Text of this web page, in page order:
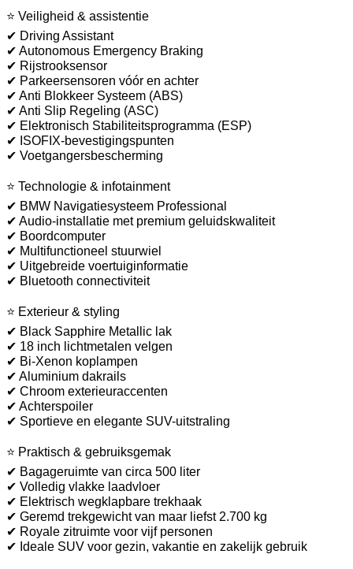
⭐ Veiligheid & assistentie
✔ Driving Assistant
✔ Autonomous Emergency Braking
✔ Rijstrooksensor
✔ Parkeersensoren vóór en achter
✔ Anti Blokkeer Systeem (ABS)
✔ Anti Slip Regeling (ASC)
✔ Elektronisch Stabiliteitsprogramma (ESP)
✔ ISOFIX-bevestigingspunten
✔ Voetgangersbescherming
⭐ Technologie & infotainment
✔ BMW Navigatiesysteem Professional
✔ Audio-installatie met premium geluidskwaliteit
✔ Boordcomputer
✔ Multifunctioneel stuurwiel
✔ Uitgebreide voertuiginformatie
✔ Bluetooth connectiviteit
⭐ Exterieur & styling
✔ Black Sapphire Metallic lak
✔ 18 inch lichtmetalen velgen
✔ Bi-Xenon koplampen
✔ Aluminium dakrails
✔ Chroom exterieuraccenten
✔ Achterspoiler
✔ Sportieve en elegante SUV-uitstraling
⭐ Praktisch & gebruiksgemak
✔ Bagageruimte van circa 500 liter
✔ Volledig vlakke laadvloer
✔ Elektrisch wegklapbare trekhaak
✔ Geremd trekgewicht van maar liefst 2.700 kg
✔ Royale zitruimte voor vijf personen
✔ Ideale SUV voor gezin, vakantie en zakelijk gebruik